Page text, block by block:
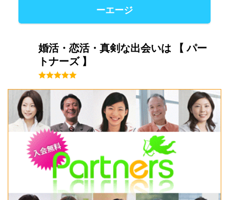
ーエージ
婚活・恋活・真剣な出会いは 【 パー
トナーズ 】